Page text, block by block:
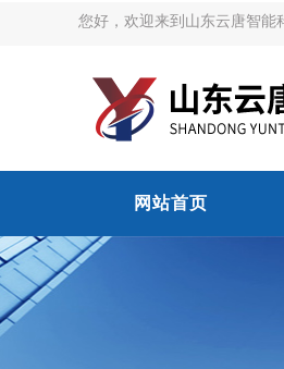
您好，欢迎来到山东云唐智能
网站首页